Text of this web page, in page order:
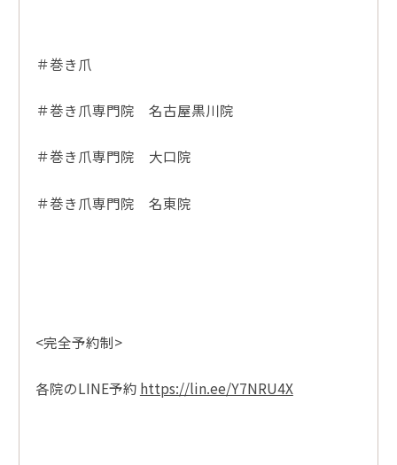
＃巻き爪
＃巻き爪専門院 名古屋黒川院
＃巻き爪専門院 大口院
＃巻き爪専門院 名東院
<完全予約制>
各院のLINE予約 https://lin.ee/Y7NRU4X